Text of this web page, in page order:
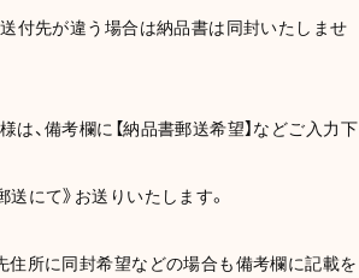
送付先が違う場合は納品書は同封いたしませ
は、備考欄に【納品書郵送希望】などご入力下
送にて》お送りいたします。
住所に同封希望などの場合も備考欄に記載を